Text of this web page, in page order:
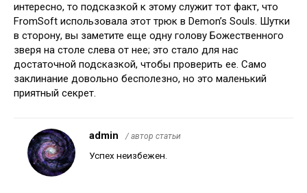
интересно, то подсказкой к этому служит тот факт, что
FromSoft использовала этот трюк в Demon’s Souls. Шутки
в сторону, вы заметите еще одну голову Божественного
зверя на столе слева от нее; это стало для нас
достаточной подсказкой, чтобы проверить ее. Само
заклинание довольно бесполезно, но это маленький
приятный секрет.
admin / автор статьи
Успех неизбежен.